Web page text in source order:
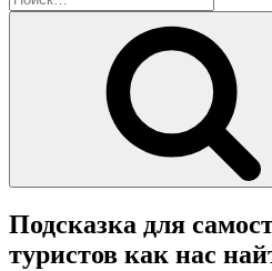
Подсказка для
туристов как нас